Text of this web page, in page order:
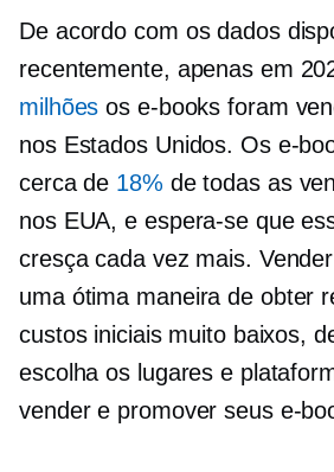
De acordo com os dados
recentemente, apenas em
milhões os e-books foram
nos Estados Unidos. Os e-
cerca de 18% de todas as
nos EUA, e espera-se que
cresça cada vez mais.
uma ótima maneira de obter
custos iniciais muito baixos,
escolha os lugares e
vender e promover seus e-